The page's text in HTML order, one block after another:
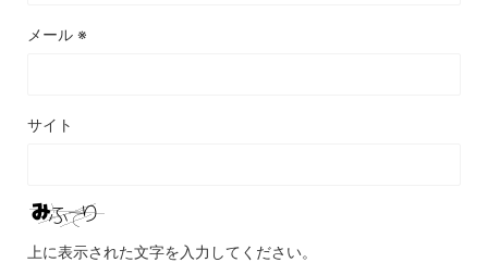
メール ※
サイト
上に表示された文字を入力してください。